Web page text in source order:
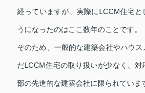
経っていますが、実際にLCCM住宅と
うになったのはここ数年のことです。
そのため、一般的な建築会社やハウス
だLCCM住宅の取り扱いが少なく、対
部の先進的な建築会社に限られていま